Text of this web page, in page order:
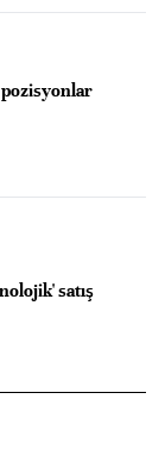
pozisyonlar
satış